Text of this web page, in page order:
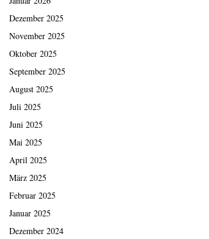
Dezember 2025
November 2025
Oktober 2025
September 2025
August 2025
Juli 2025
Juni 2025
Mai 2025
April 2025
März 2025
Februar 2025
Januar 2025
Dezember 2024